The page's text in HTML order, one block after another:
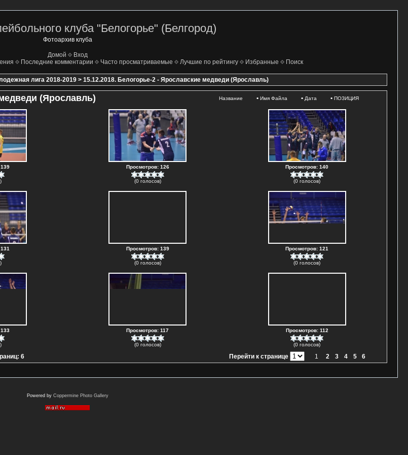
клуба "Белогорье" (Белгород)
Фотоархив клуба
Домой
Вход
Последние комментарии Часто просматриваемые Лучшие по рейтингу Избранные Поиск
лига 2018-2019> 15.12.2018. Белогорье-2 - Ярославские медведи (Ярославль)
(Ярославль) Название • Имя Файла • Дата • ПОЗИЦИЯ
Просмотров: 126
(0 голосов)
Просмотров: 140
(0 голосов)
Просмотров: 139
(0 голосов)
Просмотров: 121
(0 голосов)
Просмотров: 117
(0 голосов)
Просмотров: 112
(0 голосов)
6 Перейти к странице 1 2 3 4 5 6
Powered by Coppermine Photo Gallery